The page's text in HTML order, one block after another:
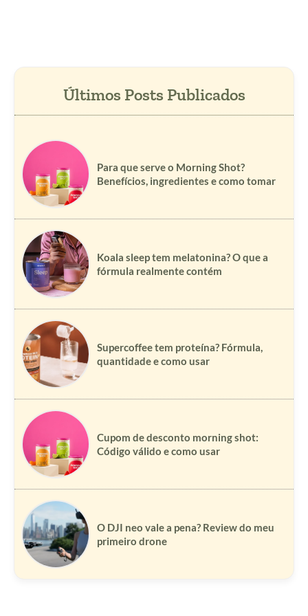
Para que serve o Morning Shot?
Benefícios, ingredientes e como tomar
Koala sleep tem melatonina? O que a
fórmula realmente contém
Supercoffee tem proteína? Fórmula,
quantidade e como usar
Cupom de desconto morning shot:
Código válido e como usar
O DJI neo vale a pena? Review do meu
primeiro drone